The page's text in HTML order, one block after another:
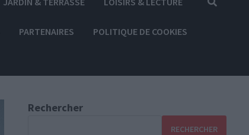
PARTENAIRES POLITIQUE DE COOKIES
Rechercher
RECHERCHER